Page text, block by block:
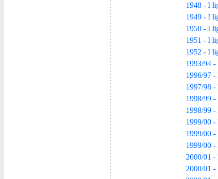
1948 - I
1949 - I
1950 - I
1951 - I
1952 - I
1993/94
1996/97
1997/98
1998/99
1998/99
1999/00
1999/00 -
1999/00
2000/01 -
2000/01 -